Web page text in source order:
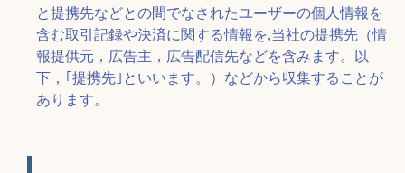
と提携先などとの間でなされたユーザーの個人情報を
含む取引記録や決済に関する情報を,当社の提携先（情
報提供元，広告主，広告配信先などを含みます。以
下，｢提携先｣といいます。）などから収集することが
あります。